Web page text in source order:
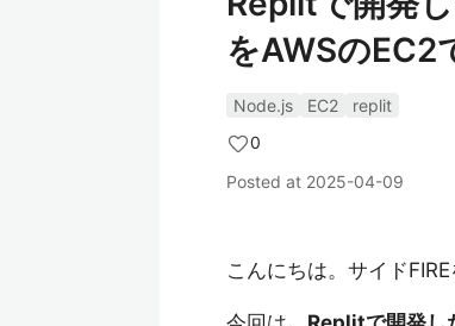
をAWSのEC2
Node.js EC2
replit
0
Posted at 2025-04-09
こんにちは。サイド